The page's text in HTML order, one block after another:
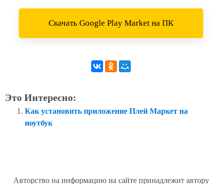
Скачать Google Play Market на ПК
Это Интересно:
Как установить приложение Плей Маркет на
ноутбук
Авторство на информацию на сайте принадлежит автору